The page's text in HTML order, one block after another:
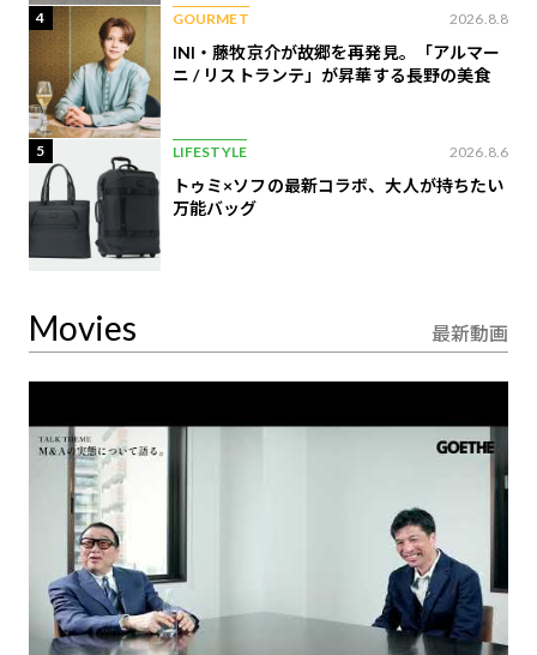
4 GOURMET 2026.8.8
INI・藤牧京介が故郷を再発見。「アルマー
ニ / リストランテ」が昇華する長野の美食
5 LIFESTYLE 2026.8.6
トゥミ×ソフの最新コラボ、大人が持ちたい
万能バッグ
Movies 最新動画